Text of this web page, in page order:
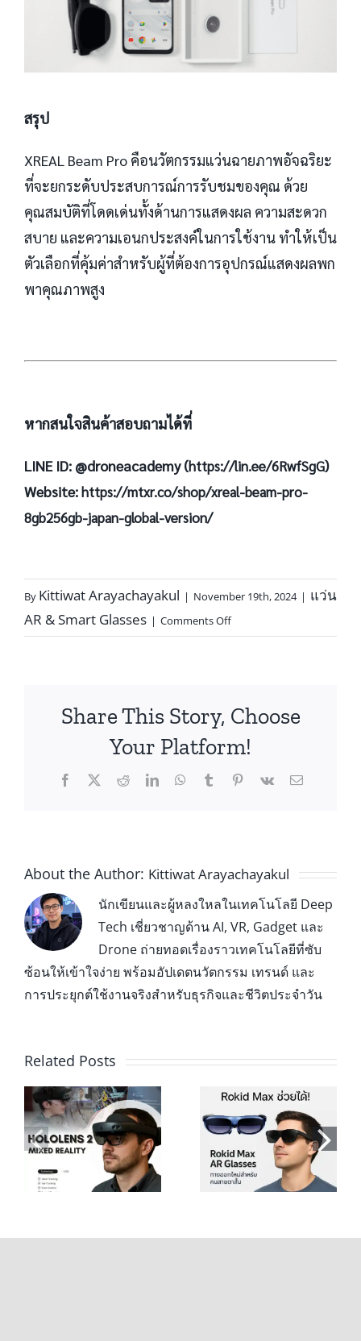
สรุป
XREAL Beam Pro คือนวัตกรรมแว่นฉายภาพอัจฉริยะ
ที่จะยกระดับประสบการณ์การรับชมของคุณ ด้วย
คุณสมบัติที่โดดเด่นทั้งด้านการแสดงผล ความสะดวก
สบาย และความเอนกประสงค์ในการใช้งาน ทำให้เป็น
ตัวเลือกที่คุ้มค่าสำหรับผู้ที่ต้องการอุปกรณ์แสดงผลพก
พาคุณภาพสูง
หากสนใจสินค้าสอบถามได้ที่
LINE ID: @droneacademy (https://lin.ee/6RwfSgG)
Website:https://mtxr.co/shop/xreal-beam-pro-
8gb256gb-japan-global-version/
By Kittiwat Arayachayakul | November 19th, 2024 | แว่น
AR & Smart Glasses | Comments Off
Share This Story, Choose
Your Platform!
About the Author: Kittiwat Arayachayakul
นักเขียนและผู้หลงใหลในเทคโนโลยี Deep
Tech เชี่ยวชาญด้าน AI, VR, Gadget และ
Drone ถ่ายทอดเรื่องราวเทคโนโลยีที่ซับ
ซ้อนให้เข้าใจง่าย พร้อมอัปเดตนวัตกรรม เทรนด์ และ
การประยุกต์ใช้งานจริงสำหรับธุรกิจและชีวิตประจำวัน
Related Posts
Rokid Max AR
Glasses ทางออก
ใหม่สำหรับคน
Viture Pro vs คู่
แข่ง ใครดีกว่า? รี
วิวและสเปคที่คุณ